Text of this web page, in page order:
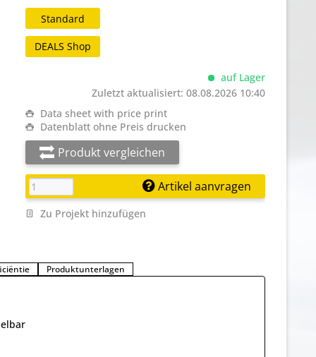
Standard
DEALS Shop
auf Lager
Zuletzt aktualisiert: 08.08.2026 10:40
Data sheet with price print
Datenblatt ohne Preis drucken
Produkt vergleichen
Artikel aanvragen
Zu Projekt hinzufügen
Produktunterlagen